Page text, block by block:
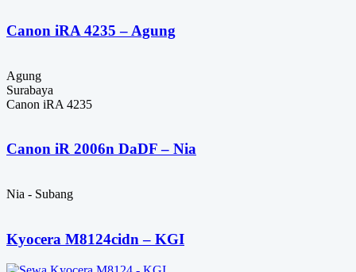
Canon iRA 4235 – Agung
Agung
Surabaya
Canon iRA 4235
Canon iR 2006n DaDF – Nia
Nia - Subang
Kyocera M8124cidn – KGI